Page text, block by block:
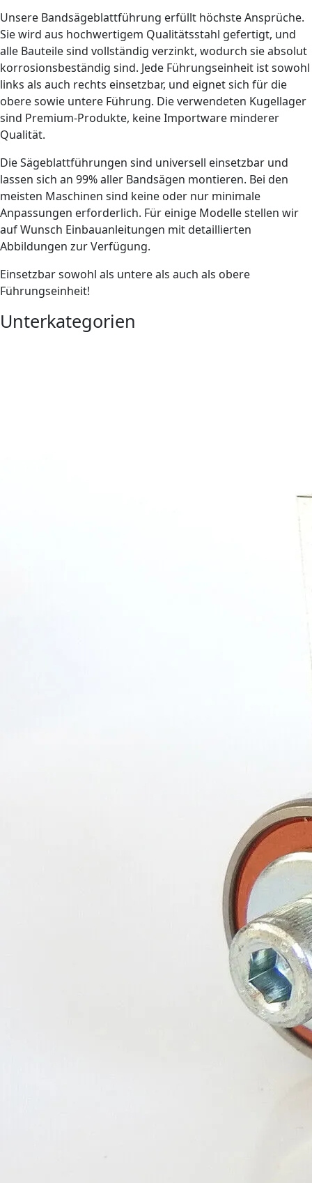
Unsere Bandsägeblattführung erfüllt höchste Ansprüche.
Sie wird aus hochwertigem Qualitätsstahl gefertigt, und
alle Bauteile sind vollständig verzinkt, wodurch sie absolut
korrosionsbeständig sind. Jede Führungseinheit ist sowohl
links als auch rechts einsetzbar, und eignet sich für die
obere sowie untere Führung. Die verwendeten Kugellager
sind Premium-Produkte, keine Importware minderer
Qualität.
Die Sägeblattführungen sind universell einsetzbar und
lassen sich an 99% aller Bandsägen montieren. Bei den
meisten Maschinen sind keine oder nur minimale
Anpassungen erforderlich. Für einige Modelle stellen wir
auf Wunsch Einbauanleitungen mit detaillierten
Abbildungen zur Verfügung.
Einsetzbar sowohl als untere als auch als obere
Führungseinheit!
Unterkategorien